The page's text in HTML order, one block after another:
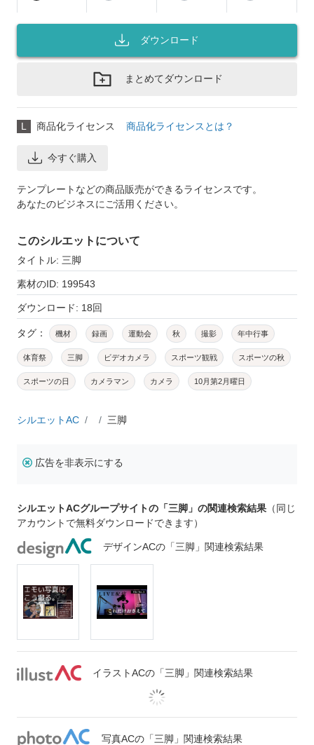
ダウンロード
まとめてダウンロード
L 商品化ライセンス 商品化ライセンスとは？
今すぐ購入
テンプレートなどの商品販売ができるライセンスです。
あなたのビジネスにご活用ください。
このシルエットについて
タイトル: 三脚
素材のID: 199543
ダウンロード: 18回
タグ： 機材 録画 運動会 秋 撮影 年中行事
体育祭 三脚 ビデオカメラ スポーツ観戦 スポーツの秋
スポーツの日 カメラマン カメラ 10月第2月曜日
シルエットAC 三脚
広告を非表示にする
シルエットACグループサイトの「三脚」の関連検索結果 （同じ
アカウントで無料ダウンロードできます）
デザインACの「三脚」関連検索結果
イラストACの「三脚」関連検索結果
写真ACの「三脚」関連検索結果